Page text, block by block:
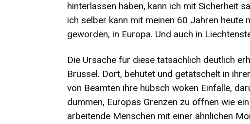
hinterlassen haben, kann ich mit Sicherheit
ich selber kann mit meinen 60 Jahren heute
geworden, in Europa. Und auch in
Die Ursache für diese tatsächlich deutlich
Brüssel. Dort, behütet und getätschelt in
von Beamten ihre hübsch woken Einfälle,
dummen, Europas Grenzen zu öffnen wie
arbeitende Menschen mit einer ähnlichen